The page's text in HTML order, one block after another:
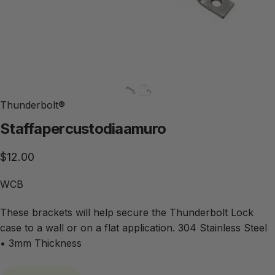
Thunderbolt®
Staffapercustodiaamuro
$12.00
WCB
These brackets will help secure the Thunderbolt Lock
case to a wall or on a flat application. 304 Stainless Steel
• 3mm Thickness